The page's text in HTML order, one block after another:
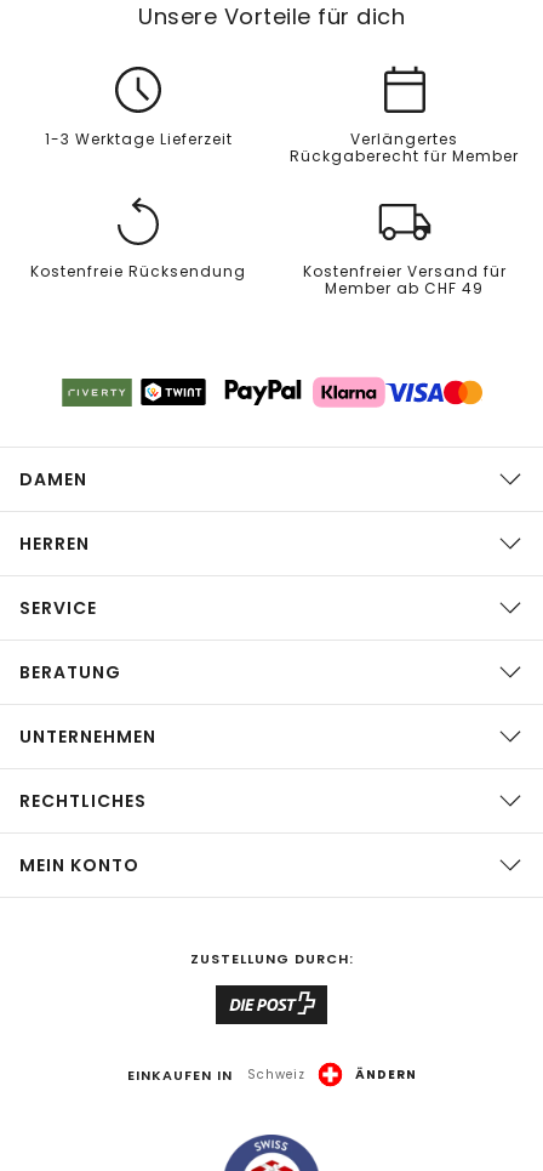
Unsere Vorteile für dich
1-3 Werktage Lieferzeit
Verlängertes
Rückgaberecht für Member
Kostenfreie Rücksendung
Kostenfreier Versand für
Member ab CHF 49
DAMEN
HERREN
SERVICE
BERATUNG
UNTERNEHMEN
RECHTLICHES
MEIN KONTO
ZUSTELLUNG DURCH:
EINKAUFEN IN Schweiz ÄNDERN